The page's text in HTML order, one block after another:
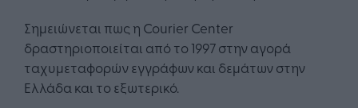
Σημειώνεται πως η Courier Center
δραστηριοποιείται από το 1997 στην αγορά
ταχυμεταφορών εγγράφων και δεμάτων στην
Ελλάδα και το εξωτερικό.